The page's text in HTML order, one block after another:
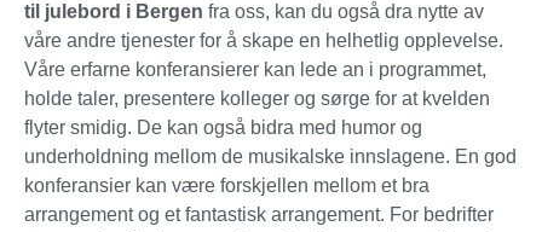
til julebord i Bergen fra oss, kan du også dra nytte av
våre andre tjenester for å skape en helhetlig opplevelse.
Våre erfarne konferansierer kan lede an i programmet,
holde taler, presentere kolleger og sørge for at kvelden
flyter smidig. De kan også bidra med humor og
underholdning mellom de musikalske innslagene. En god
konferansier kan være forskjellen mellom et bra
arrangement og et fantastisk arrangement. For bedrifter